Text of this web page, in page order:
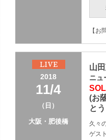
【
2018
11/4
（日）
大阪・肥後橋
山
ニュ
(お
と
久々
ゲス